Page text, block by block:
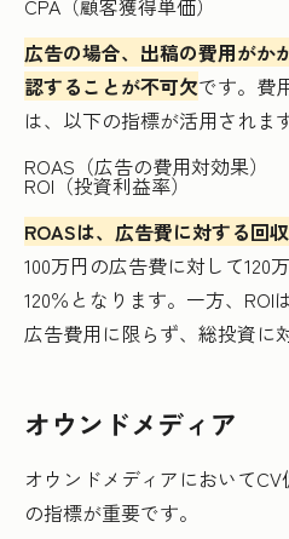
CPA（顧客獲得単価）
広告の場合、出稿の費用がか
認することが不可欠です。費
は、以下の指標が活用されます
ROAS（広告の費用対効果）
ROI（投資利益率）
ROASは、広告費に対する回
100万円の広告費に対して120
120％となります。一方、ROI
広告費用に限らず、総投資に
オウンドメディア
オウンドメディアにおいて
の指標が重要です。